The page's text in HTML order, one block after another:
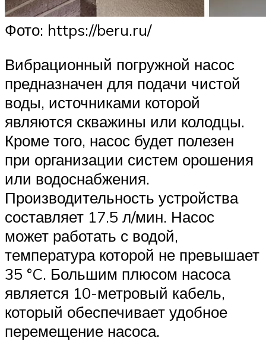
Фото: https://beru.ru/
Вибрационный погружной насос
предназначен для подачи чистой
воды, источниками которой
являются скважины или колодцы.
Кроме того, насос будет полезен
при организации систем орошения
или водоснабжения.
Производительность устройства
составляет 17.5 л/мин. Насос
может работать с водой,
температура которой не превышает
35 °C. Большим плюсом насоса
является 10-метровый кабель,
который обеспечивает удобное
перемещение насоса.